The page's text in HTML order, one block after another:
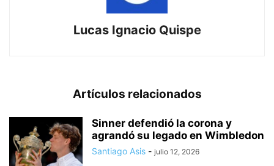
Lucas Ignacio Quispe
Artículos relacionados
Sinner defendió la corona y
agrandó su legado en Wimbledon
Santiago Asis - julio 12, 2026